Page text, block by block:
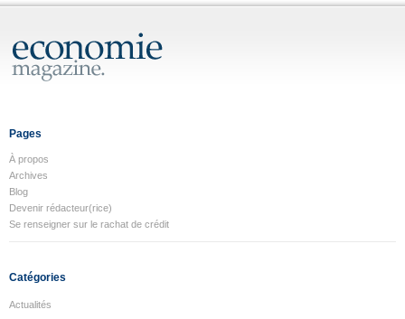
Pages
À propos
Archives
Blog
Devenir rédacteur(rice)
Se renseigner sur le rachat de crédit
Catégories
Actualités